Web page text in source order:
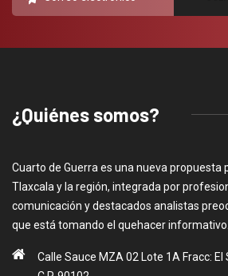
¿Quiénes somos?
Cuarto de Guerra es una nueva propuesta
Tlaxcala y la región, integrada por
comunicación y destacados analistas
que está tomando el quehacer informativo.
Calle Sauce MZA 02 Lote 1A Fracc: El